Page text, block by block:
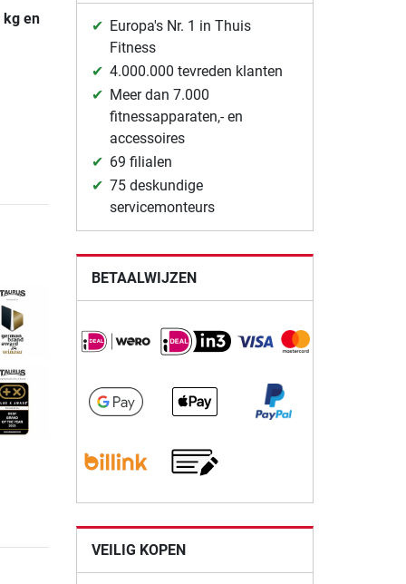
kg en
Europa's Nr. 1 in Thuis
Fitness
4.000.000 tevreden klanten
Meer dan 7.000
fitnessapparaten,- en
accessoires
69 filialen
75 deskundige
servicemonteurs
BETAALWIJZEN
VEILIG KOPEN